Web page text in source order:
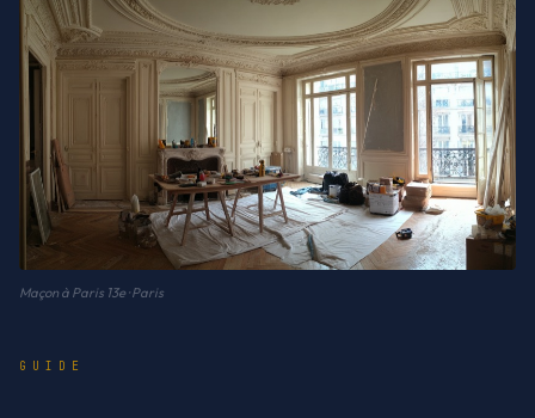
Maçon à Paris 13e · Paris
GUIDE